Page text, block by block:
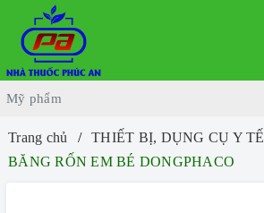
Trang chủ
THIẾT BỊ, DỤNG CỤ Y TẾ
BĂNG RỐN EM BÉ DONGPHACO